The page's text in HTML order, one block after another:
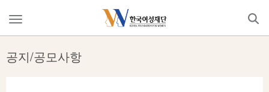
메
뉴
기
공지/공모사항